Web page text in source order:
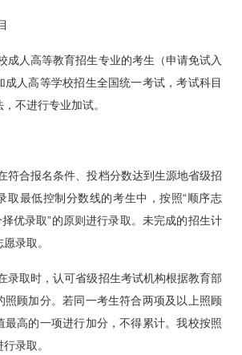
成人高等教育招生专业的考生（申请免试入
成人高等学校招生全国统一考试，考试科目
不进行专业加试。
符合报名条件、投档分数达到生源地省级招
取最低控制分数线的考生中，按照“顺序志
择优录取”的原则进行录取。未完成的招生计
录取。
录取时，认可省级招生考试机构根据教育部
照顾加分。若同一考生符合两项及以上照顾
最高的一项进行加分，不得累计。我校按照
录取。